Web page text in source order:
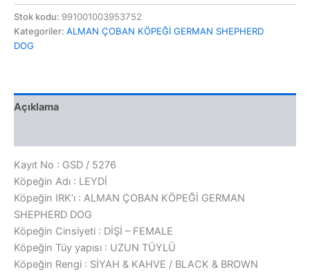
Stok kodu: 991001003953752
Kategoriler: ALMAN ÇOBAN KÖPEĞİ GERMAN SHEPHERD
DOG
Açıklama
Kayıt No : GSD / 5276
Köpeğin Adı : LEYDİ
Köpeğin IRK’ı : ALMAN ÇOBAN KÖPEĞİ GERMAN
SHEPHERD DOG
Köpeğin Cinsiyeti : DİŞİ – FEMALE
Köpeğin Tüy yapısı : UZUN TÜYLÜ
Köpeğin Rengi : SİYAH & KAHVE / BLACK & BROWN